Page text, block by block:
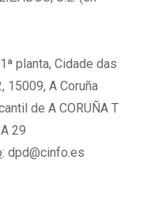
planta, Cidade das
15009, A Coruña
de A CORUÑA T
29
: dpd@cinfo.es